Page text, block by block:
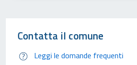
Contatta il comune
Leggi le domande frequenti